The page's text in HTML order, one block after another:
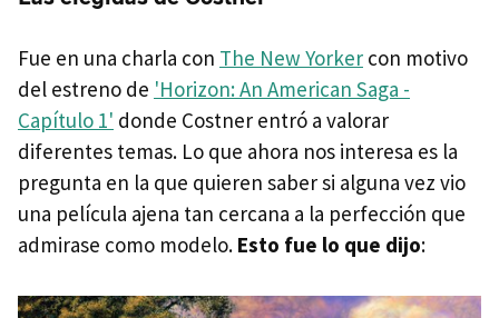
Fue en una charla con The New Yorker con motivo
del estreno de 'Horizon: An American Saga -
Capítulo 1' donde Costner entró a valorar
diferentes temas. Lo que ahora nos interesa es la
pregunta en la que quieren saber si alguna vez vio
una película ajena tan cercana a la perfección que
admirase como modelo. Esto fue lo que dijo: